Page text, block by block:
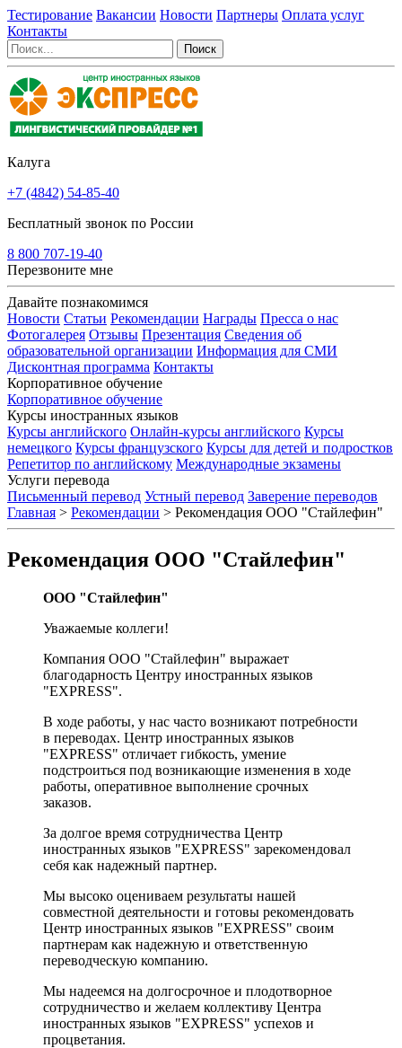
Тестирование Вакансии Новости Партнеры Оплата услуг
Контакты
Калуга
+7 (4842) 54-85-40
Бесплатный звонок по России
8 800 707-19-40
Перезвоните мне
Давайте познакомимся
Новости Статьи Рекомендации Награды Пресса о нас
Фотогалерея Отзывы Презентация Сведения об
образовательной организации Информация для СМИ
Дисконтная программа Контакты
Корпоративное обучение
Корпоративное обучение
Курсы иностранных языков
Курсы английского Онлайн-курсы английского Курсы
немецкого Курсы французского Курсы для детей и подростков
Репетитор по английскому Международные экзамены
Услуги перевода
Письменный перевод Устный перевод Заверение переводов
Главная > Рекомендации > Рекомендация ООО "Стайлефин"
Рекомендация ООО "Стайлефин"
ООО "Стайлефин"
Уважаемые коллеги!
Компания ООО "Стайлефин" выражает
благодарность Центру иностранных языков
"EXPRESS".
В ходе работы, у нас часто возникают потребности
в переводах. Центр иностранных языков
"EXPRESS" отличает гибкость, умение
подстроиться под возникающие изменения в ходе
работы, оперативное выполнение срочных
заказов.
За долгое время сотрудничества Центр
иностранных языков "EXPRESS" зарекомендовал
себя как надежный партнер.
Мы высоко оцениваем результаты нашей
совместной деятельности и готовы рекомендовать
Центр иностранных языков "EXPRESS" своим
партнерам как надежную и ответственную
переводческую компанию.
Мы надеемся на долгосрочное и плодотворное
сотрудничество и желаем коллективу Центра
иностранных языков "EXPRESS" успехов и
процветания.